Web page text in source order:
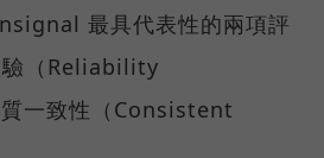
最具代表性的兩項評
（Reliability
一致性（Consistent